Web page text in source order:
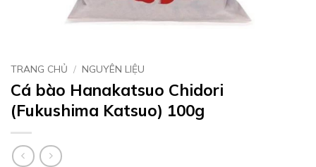
TRANG CHỦ / NGUYÊN LIỆU
Cá bào Hanakatsuo Chidori
(Fukushima Katsuo) 100g